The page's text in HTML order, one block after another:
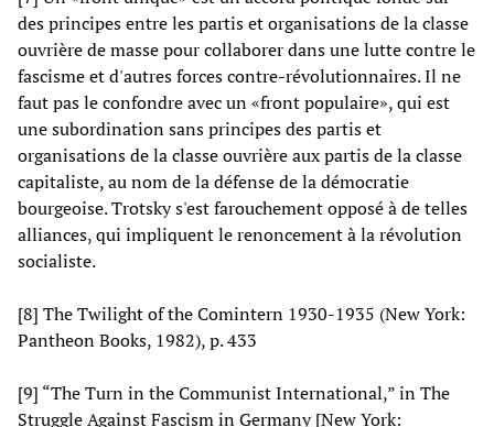
des principes entre les partis et organisations de la classe
ouvrière de masse pour collaborer dans une lutte contre le
fascisme et d'autres forces contre-révolutionnaires. Il ne
faut pas le confondre avec un «front populaire», qui est
une subordination sans principes des partis et
organisations de la classe ouvrière aux partis de la classe
capitaliste, au nom de la défense de la démocratie
bourgeoise. Trotsky s'est farouchement opposé à de telles
alliances, qui impliquent le renoncement à la révolution
socialiste.
[8] The Twilight of the Comintern 1930-1935 (New York:
Pantheon Books, 1982), p. 433
[9] “The Turn in the Communist International,” in The
Struggle Against Fascism in Germany [New York: